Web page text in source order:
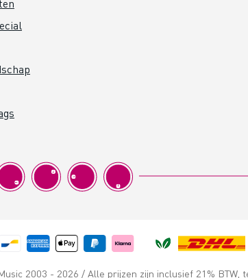
2003 - 2026 / Alle prijzen zijn inclusief 21% BTW,